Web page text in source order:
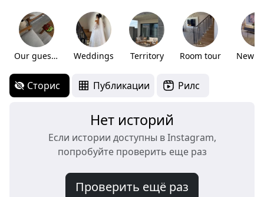
Our guests 🤍 Weddings Territory Room tour
Сторис Публикации Рилс
Нет историй
Если истории доступны в Instagram,
попробуйте проверить еще раз
Проверить ещё раз